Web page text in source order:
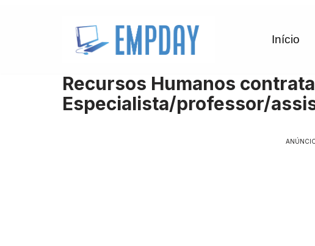
Início
Recursos Humanos
Especialista/professor/